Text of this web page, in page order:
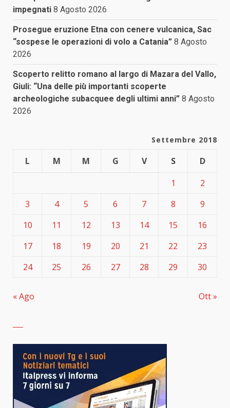
impegnati 8 Agosto 2026
Prosegue eruzione Etna con cenere vulcanica, Sac
“sospese le operazioni di volo a Catania” 8 Agosto
2026
Scoperto relitto romano al largo di Mazara del Vallo,
Giuli: “Una delle più importanti scoperte
archeologiche subacquee degli ultimi anni” 8 Agosto
2026
Settembre 2018
L M M G V S
D
1
2
3
4 5 6 7 8
9
10
11 12 13 14 15
16
17
18 19 20 21 22
23
24
25 26 27 28 29 30
« Ago Ott »